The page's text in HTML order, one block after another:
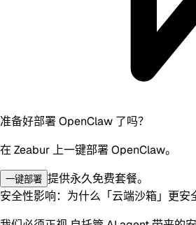
准备好部署 OpenClaw 了吗？
在 Zeabur 上一键部署 OpenClaw。
一键部署 提供永久免费套餐。
安全性影响：为什么「云端沙箱」更安